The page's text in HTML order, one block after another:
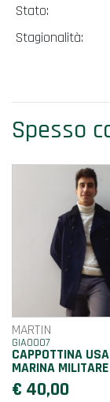
Stato:
Stagionalità:
Spesso
MARTIN
GIA0007
CAPPOTTINA
MARINA MILITARE
€ 40,00